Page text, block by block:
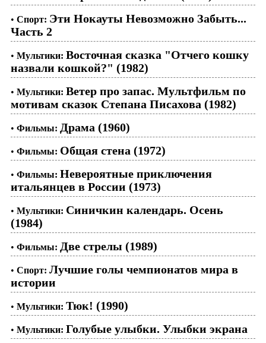
• Спорт: Эти Нокауты Невозможно Забыть...
Часть 2
• Мультики: Восточная сказка "Отчего кошку
назвали кошкой?" (1982)
• Мультики: Ветер про запас. Мультфильм по
мотивам сказок Степана Писахова (1982)
• Фильмы: Драма (1960)
• Фильмы: Общая стена (1972)
• Фильмы: Невероятные приключения
итальянцев в России (1973)
• Мультики: Синичкин календарь. Осень
(1984)
• Фильмы: Две стрелы (1989)
• Спорт: Лучшие голы чемпионатов мира в
истории
• Мультики: Тюк! (1990)
• Мультики: Голубые улыбки. Улыбки экрана